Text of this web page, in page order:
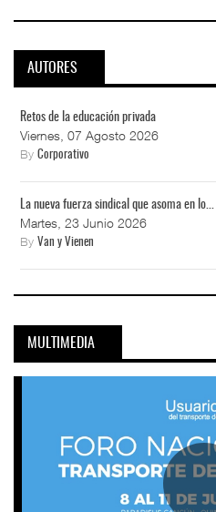
AUTORES
Retos de la educación privada
Viernes, 07 Agosto 2026
By Corporativo
La nueva fuerza sindical que asoma en lo...
Martes, 23 Junio 2026
By Van y Vienen
MULTIMEDIA